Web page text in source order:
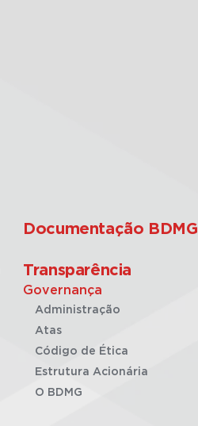
Documentação BDMG
Transparência
Governança
Administração
Atas
Código de Ética
Estrutura Acionária
O BDMG